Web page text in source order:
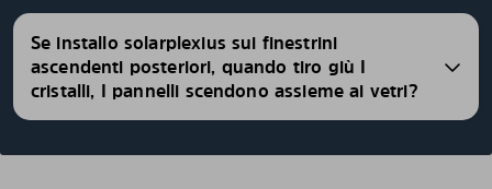
Se installo solarplexius sui finestrini
ascendenti posteriori, quando tiro giù I
cristalli, I pannelli scendono assieme ai vetri?